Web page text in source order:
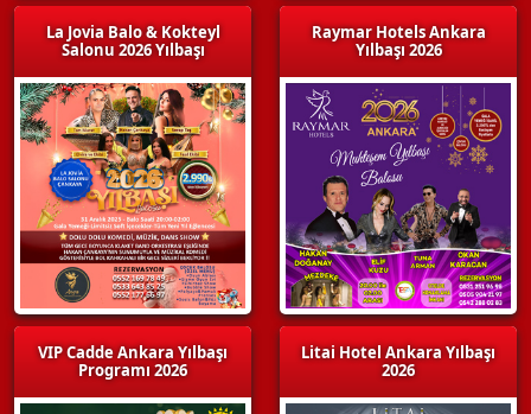
La Jovia Balo & Kokteyl
Salonu 2026 Yılbaşı
VIP Cadde Ankara Yılbaşı
Programı 2026
Raymar Hotels Ankara
Yılbaşı 2026
Litai Hotel Ankara Yılbaşı
2026